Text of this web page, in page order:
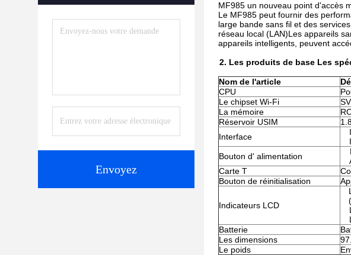
Envoyez
MF985 un nouveau point d'accès
Le MF985 peut fournir des
large bande sans fil et des
réseau local (LAN)Les appareils
appareils intelligents, peuvent
2. Les produits de base Les
Nom de l'article
CPU
Le chipset Wi-Fi
La mémoire
Réservoir USIM
Interface
Bouton d' alimentation
Carte T
Bouton de réinitialisation
Indicateurs LCD
Batterie
Les dimensions
Le poids